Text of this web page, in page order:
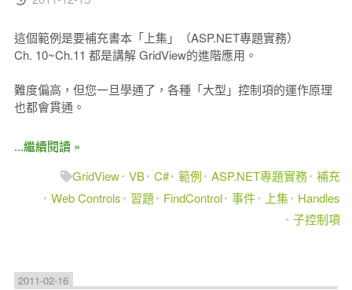
這個範例是要補充書本「上集」（ASP.NET專題實務）
Ch. 10~Ch.11 都是講解 GridView的進階應用。
難度偏高，但您一旦學通了，各種「大型」控制項的運作原理
也都會貫通。
...繼續閱讀 »
GridView VB C# 範例 ASP.NET專題實務 補充
Web Controls
習題 FindControl 事件 上集
Handles
子控制項
2011-02-16